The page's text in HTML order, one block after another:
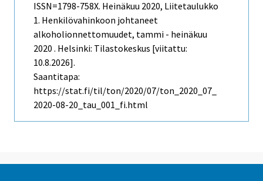
ISSN=1798-758X. Heinäkuu 2020, Liitetaulukko
1. Henkilövahinkoon johtaneet
alkoholionnettomuudet, tammi - heinäkuu
2020 . Helsinki: Tilastokeskus [viitattu:
10.8.2026].
Saantitapa:
https://stat.fi/til/ton/2020/07/ton_2020_07_
2020-08-20_tau_001_fi.html